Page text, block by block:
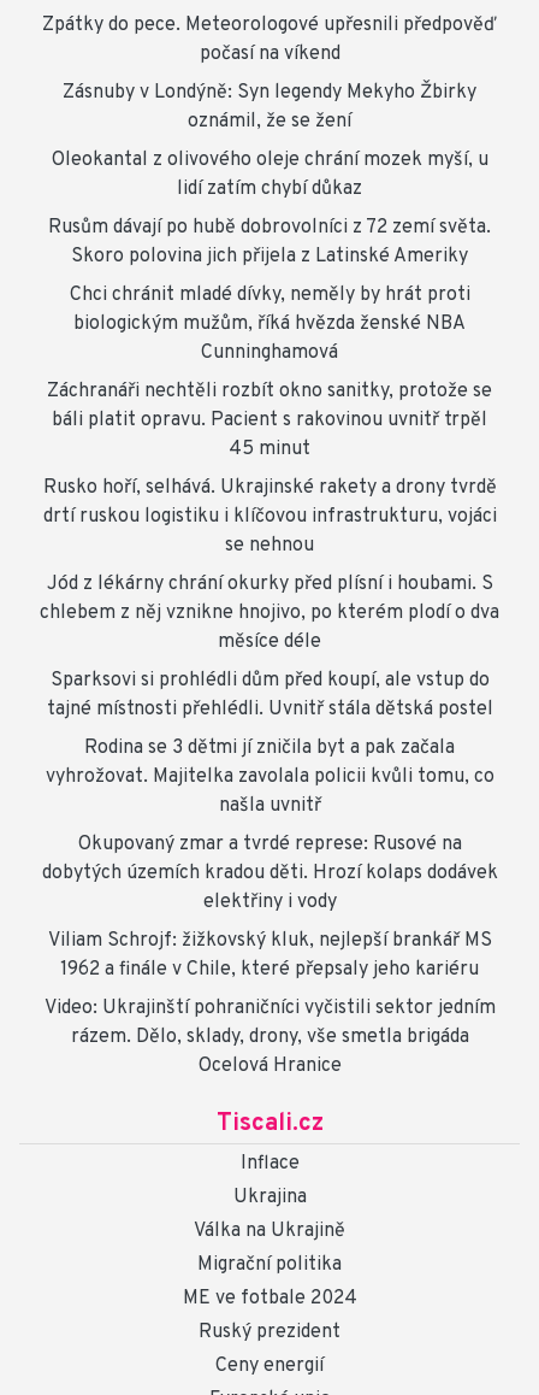
Zpátky do pece. Meteorologové upřesnili předpověď
počasí na víkend
Zásnuby v Londýně: Syn legendy Mekyho Žbirky
oznámil, že se žení
Oleokantal z olivového oleje chrání mozek myší, u
lidí zatím chybí důkaz
Rusům dávají po hubě dobrovolníci z 72 zemí světa.
Skoro polovina jich přijela z Latinské Ameriky
Chci chránit mladé dívky, neměly by hrát proti
biologickým mužům, říká hvězda ženské NBA
Cunninghamová
Záchranáři nechtěli rozbít okno sanitky, protože se
báli platit opravu. Pacient s rakovinou uvnitř trpěl
45 minut
Rusko hoří, selhává. Ukrajinské rakety a drony tvrdě
drtí ruskou logistiku i klíčovou infrastrukturu, vojáci
se nehnou
Jód z lékárny chrání okurky před plísní i houbami. S
chlebem z něj vznikne hnojivo, po kterém plodí o dva
měsíce déle
Sparksovi si prohlédli dům před koupí, ale vstup do
tajné místnosti přehlédli. Uvnitř stála dětská postel
Rodina se 3 dětmi jí zničila byt a pak začala
vyhrožovat. Majitelka zavolala policii kvůli tomu, co
našla uvnitř
Okupovaný zmar a tvrdé represe: Rusové na
dobytých územích kradou děti. Hrozí kolaps dodávek
elektřiny i vody
Viliam Schrojf: žižkovský kluk, nejlepší brankář MS
1962 a finále v Chile, které přepsaly jeho kariéru
Video: Ukrajinští pohraničníci vyčistili sektor jedním
rázem. Dělo, sklady, drony, vše smetla brigáda
Ocelová Hranice
Tiscali.cz
Inflace
Ukrajina
Válka na Ukrajině
Migrační politika
ME ve fotbale 2024
Ruský prezident
Ceny energií